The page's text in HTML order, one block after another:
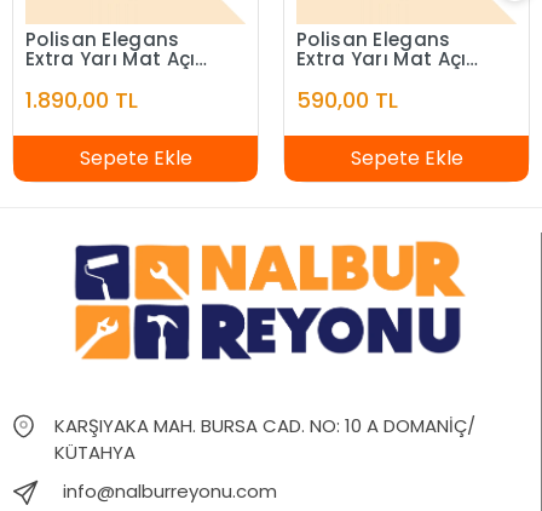
Polisan Elegans
Extra Yarı Mat Açık
1.890,00 TL
Sepete Ekle
Polisan Elegans
Extra Yarı Mat Açık
590,00 TL
Sepete Ekle
KARŞIYAKA MAH. BURSA CAD. NO: 10 A DOMANİÇ/
KÜTAHYA
info@nalburreyonu.com